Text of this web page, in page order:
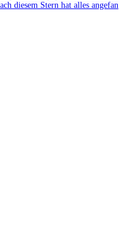
diesem Stern hat alles angefan